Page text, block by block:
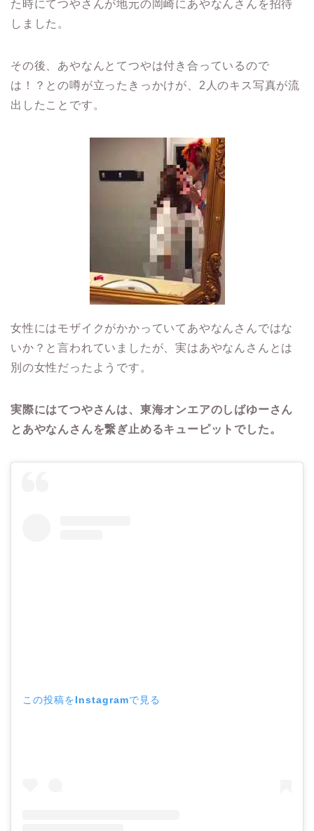
た時にてつやさんが地元の岡崎にあやなんさんを招待
しました。
その後、あやなんとてつやは付き合っているので
は！？との噂が立ったきっかけが、2人のキス写真が流
出したことです。
女性にはモザイクがかかっていてあやなんさんではな
いか？と言われていましたが、実はあやなんさんとは
別の女性だったようです。
実際にはてつやさんは、東海オンエアのしばゆーさん
とあやなんさんを繋ぎ止めるキューピットでした。
この投稿をInstagramで見る